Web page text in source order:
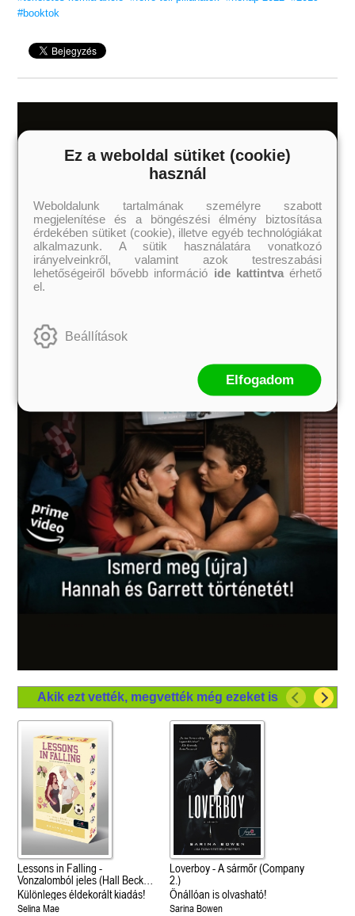
#booktok
Akik ezt vették, megvették még ezeket is
Lessons in Falling -
Vonzalomból jeles (Hall Beck
University 3.)
Különleges éldekorált kiadás!
Selina Mae
Loverboy - A sármőr (Company
2.)
Önállóan is olvasható!
Sarina Bowen
Ez a weboldal sütiket (cookie)
használ
Weboldalunk tartalmának személyre szabott
megjelenítése és a böngészési élmény biztosítása
érdekében sütiket (cookie), illetve egyéb technológiákat
alkalmazunk. A sütik használatára vonatkozó
irányelveinkről, valamint azok testreszabási
lehetőségeiről bővebb információ ide kattintvaérhető
el.
Beállítások
Elfogadom